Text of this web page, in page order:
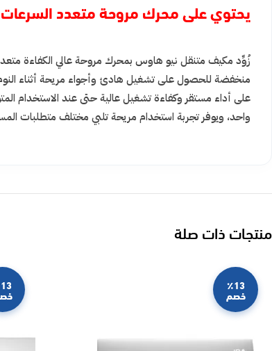
يحتوي على محرك مروحة متعدد السرعات
زُوِّد مكيف متنقل نيو هاوس بمحرك مروحة عالي الكفاءة
منخفضة للحصول على تشغيل هادئ وأجواء مريحة أثناء النوم
على أداء مستقر وكفاءة تشغيل عالية حتى عند الاستخدام
واحد، ويوفر تجربة استخدام مريحة تلبي مختلف متطلبات
منتجات ذات صلة
٪13
خصم